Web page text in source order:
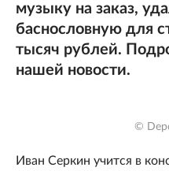
музыку на заказ,
баснословную для
тысяч рублей.
нашей новости.
©
Иван Серкин учится в